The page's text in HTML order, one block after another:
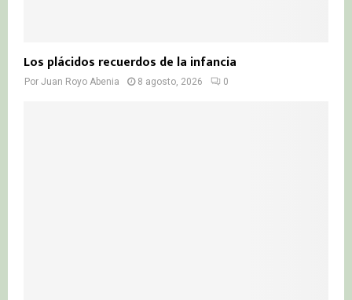
Los plácidos recuerdos de la infancia
Por Juan Royo Abenia 8 agosto, 2026 0